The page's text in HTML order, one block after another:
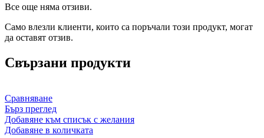
Все още няма отзиви.
Само влезли клиенти, които са поръчали този продукт, могат
да оставят отзив.
Свързани продукти
Сравняване
Бърз преглед
Добавяне към списък с желания
Добавяне в количката